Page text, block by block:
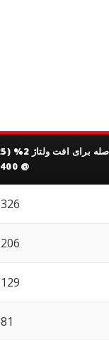
@ 400 ولت)
326 فوت
206 فوت
129 فوت
81 فوت